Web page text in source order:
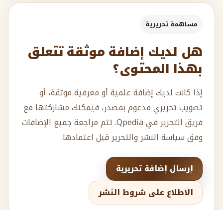
مساهمة تحريرية
هل لديك إضافة موثقة تتعلق
بهذا المحتوى؟
إذا كانت لديك إضافة علمية أو معرفية موثقة، أو
تصويب تحريري مدعوم بمصدر، فيمكنك مشاركتها مع
فريق التحرير في Qpedia. تتم مراجعة جميع الإضافات
وفق سياسة النشر والتحرير قبل اعتمادها.
إرسال إضافة تحريرية
الاطلاع على شروط النشر